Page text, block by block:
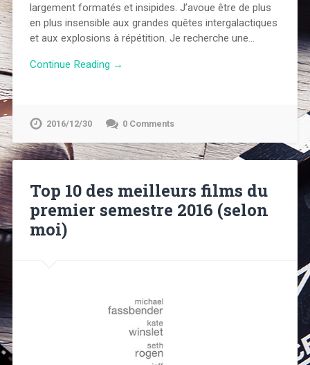
largement formatés et insipides. J’avoue être de plus
en plus insensible aux grandes quêtes intergalactiques
et aux explosions à répétition. Je recherche une…
Continue Reading →
2016/12/30 0 Comments
Top 10 des meilleurs films du
premier semestre 2016 (selon
moi)